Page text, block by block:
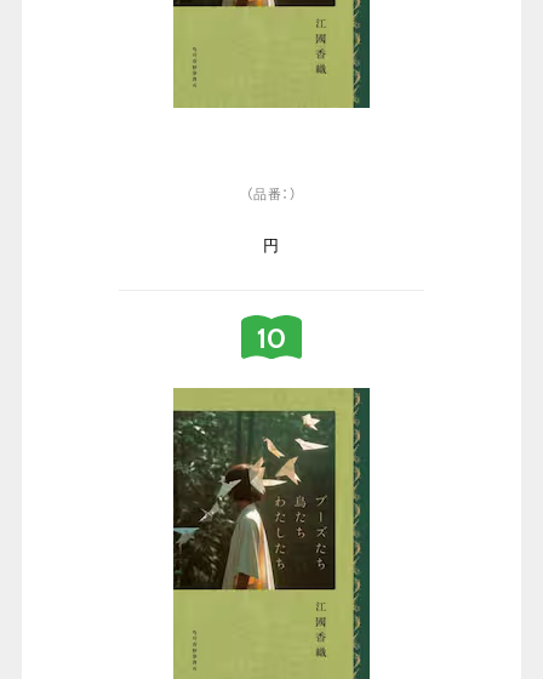
（品番：）
円